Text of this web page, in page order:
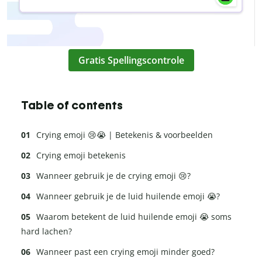
Gratis Spellingscontrole
Table of contents
Crying emoji 😢😭 | Betekenis & voorbeelden
Crying emoji betekenis
Wanneer gebruik je de crying emoji 😢?
Wanneer gebruik je de luid huilende emoji 😭?
Waarom betekent de luid huilende emoji 😭 soms
hard lachen?
Wanneer past een crying emoji minder goed?